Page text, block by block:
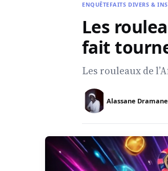
ENQUÊTEFAITS DIVERS &
Les
fait
Les rouleaux de
Alassane Dramane